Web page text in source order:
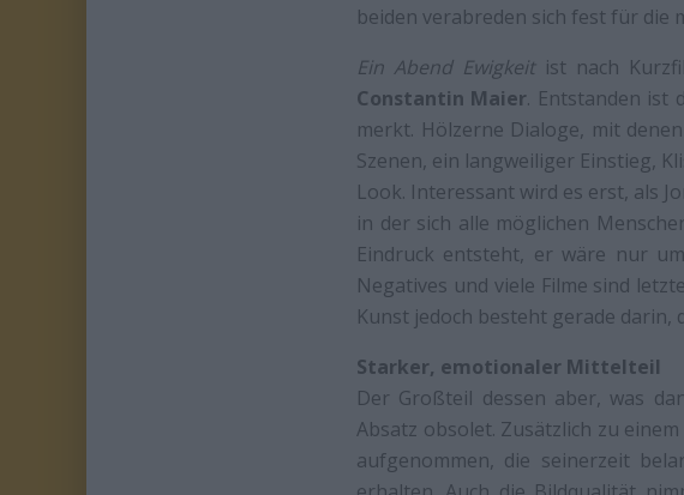
beiden verabreden sich fest für die
Ein Abend Ewigkeit ist nach
Constantin Maier. Entstanden ist
merkt. Hölzerne Dialoge, mit
Szenen, ein langweiliger Einstieg,
Look. Interessant wird es erst, als
in der sich alle möglichen
Eindruck entsteht, er wäre nur
Negatives und viele Filme sind
Kunst jedoch besteht gerade darin,
Starker, emotionaler Mittelteil
Der Großteil dessen aber, was
Absatz obsolet. Zusätzlich zu
aufgenommen, die seinerzeit